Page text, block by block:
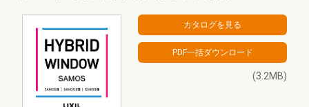
(3.2MB)